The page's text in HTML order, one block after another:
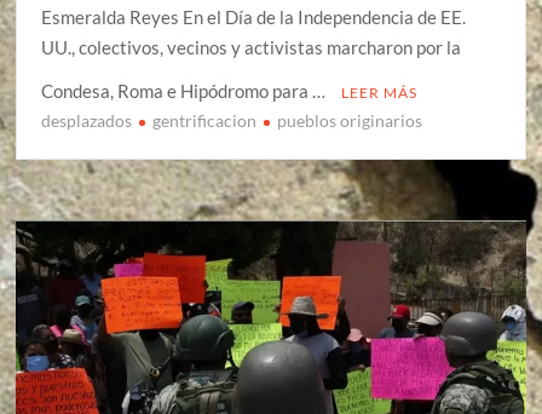
Esmeralda Reyes En el Día de la Independencia de EE.
UU., colectivos, vecinos y activistas marcharon por la
Condesa, Roma e Hipódromo para …
LEER MÁS
desplazados gentrificacion pueblos originarios